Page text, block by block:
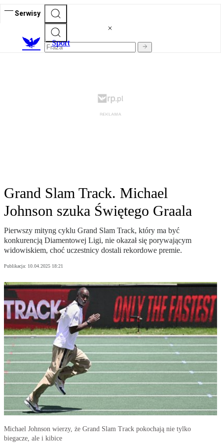
Serwisy
Sport
Grand Slam Track. Michael
Johnson szuka Świętego Graala
Pierwszy mityng cyklu Grand Slam Track, który ma być
konkurencją Diamentowej Ligi, nie okazał się porywającym
widowiskiem, choć uczestnicy dostali rekordowe premie.
Publikacja: 10.04.2025 18:21
Michael Johnson wierzy, że Grand Slam Track pokochają nie tylko
biegacze, ale i kibice